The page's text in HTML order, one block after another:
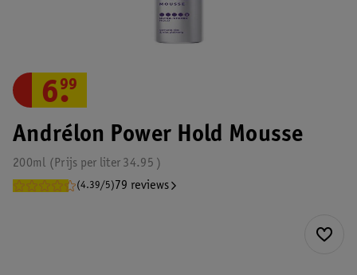
Andrélon Power Hold Mousse
200ml 34.95
Prijs per liter
(4.39/5) 79 reviews
6.
99